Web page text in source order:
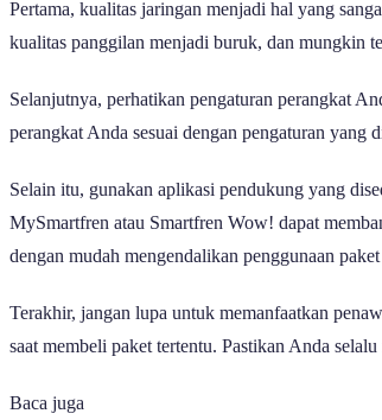
Pertama, kualitas jaringan menjadi hal yang
kualitas panggilan menjadi buruk, dan mungkin
Selanjutnya, perhatikan pengaturan perangkat
perangkat Anda sesuai dengan pengaturan
Selain itu, gunakan aplikasi pendukung yang
MySmartfren atau Smartfren Wow! dapat
dengan mudah mengendalikan penggunaan
Terakhir, jangan lupa untuk memanfaatkan
saat membeli paket tertentu. Pastikan Anda
Baca juga